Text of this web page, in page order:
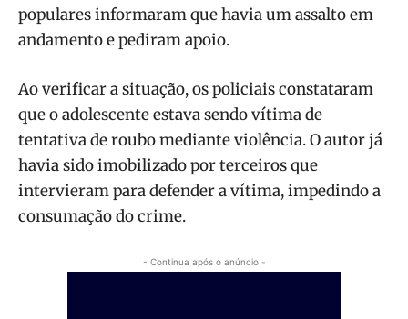
populares informaram que havia um assalto em
andamento e pediram apoio.
Ao verificar a situação, os policiais constataram
que o adolescente estava sendo vítima de
tentativa de roubo mediante violência. O autor já
havia sido imobilizado por terceiros que
intervieram para defender a vítima, impedindo a
consumação do crime.
- Continua após o anúncio -